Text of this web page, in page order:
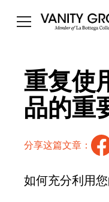
重复使
品的重
分享这篇文章：
如何充分利用您